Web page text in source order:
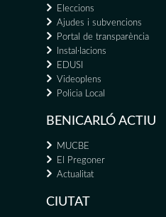
Eleccions
Ajudes i subvencions
Portal de transparència
Instal·lacions
EDUSI
Videoplens
Policia Local
BENICARLÓ ACTIU
MUCBE
El Pregoner
Actualitat
CIUTAT